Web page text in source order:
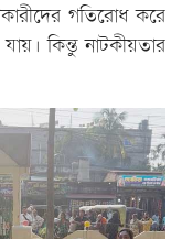
গতিরোধ করে
কিন্তু নাটকীয়তার